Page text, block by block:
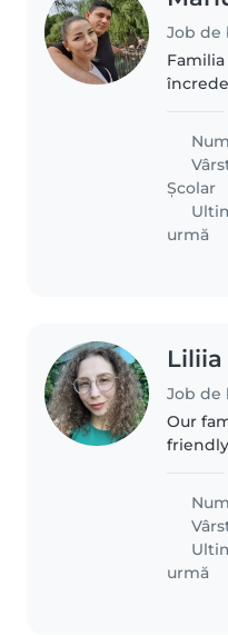
Job de
noștri,
o
Școlar
urmă
Liliia
Job de
Our
with
urmă